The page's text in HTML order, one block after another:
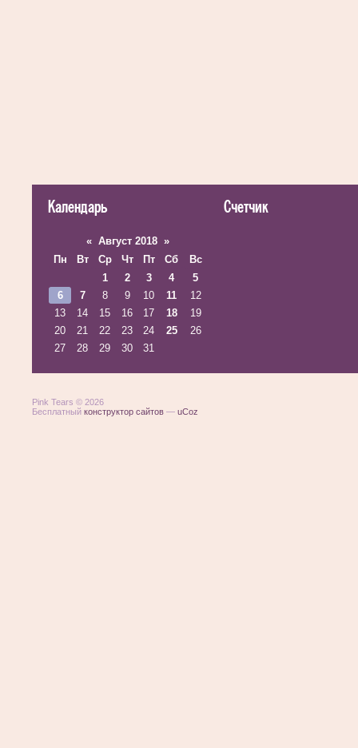
Календарь
« Август 2018 »
Пн
Вт Ср Чт Пт Сб
Вс
1
2 3 4
5
6
7 8 9 10 11
12
13
14 15 16 17 18
19
20
21 22 23 24 25
26
27
28 29 30 31
Счетчик
Pink Tears © 2026
Бесплатный конструктор сайтов — uCoz